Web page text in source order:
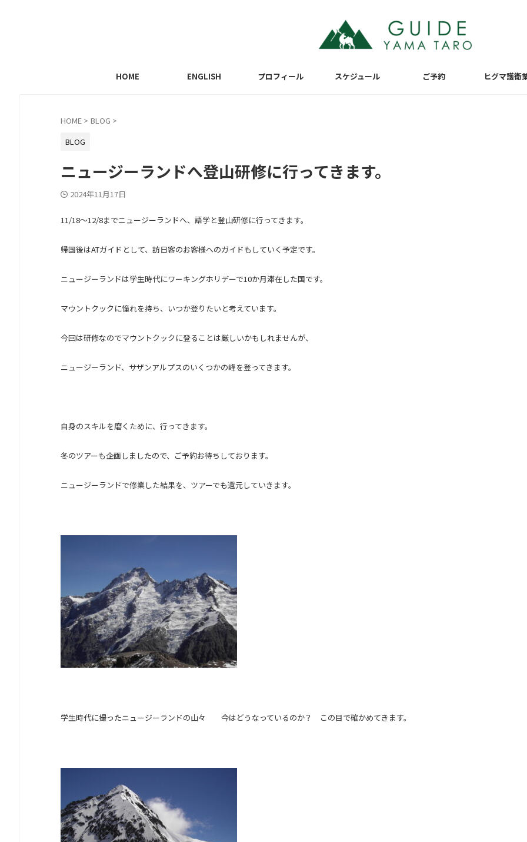
HOME ENGLISH プロフィール スケジュール ご予約 ヒグマ護衛
HOME > BLOG >
BLOG
ニュージーランドへ登山研修に行ってきます。
2024年11月17日
11/18～12/8までニュージーランドへ、語学と登山研修に行ってきます。
帰国後はATガイドとして、訪日客のお客様へのガイドもしていく予定です。
ニュージーランドは学生時代にワーキングホリデーで10か月滞在した国です。
マウントクックに憧れを持ち、いつか登りたいと考えています。
今回は研修なのでマウントクックに登ることは厳しいかもしれませんが、
ニュージーランド、サザンアルプスのいくつかの峰を登ってきます。
自身のスキルを磨くために、行ってきます。
冬のツアーも企画しましたので、ご予約お待ちしております。
ニュージーランドで修業した結果を、ツアーでも還元していきます。
学生時代に撮ったニュージーランドの山々 今はどうなっているのか？ この目で確かめてきます。